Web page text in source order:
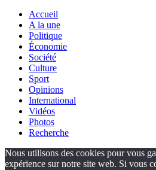
Accueil
A la une
Politique
Économie
Société
Culture
Sport
Opinions
International
Vidéos
Photos
Recherche
Nous utilisons des cookies pour vous
expérience sur notre site web. Si vous